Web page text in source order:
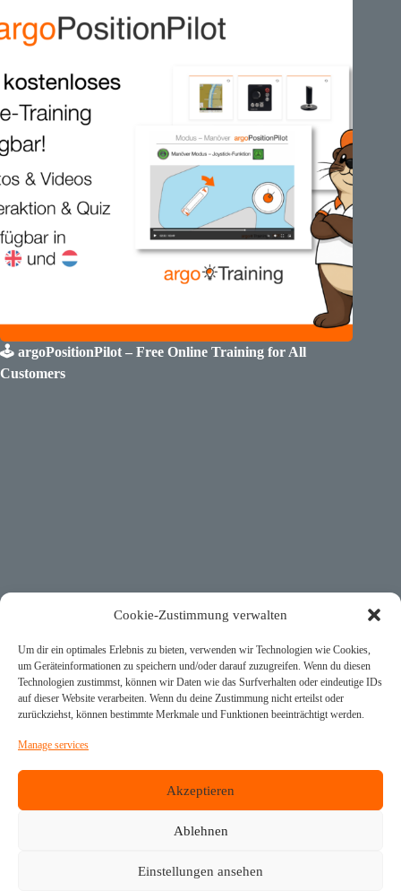
Cookie-Zustimmung verwalten
Um dir ein optimales Erlebnis zu bieten, verwenden wir Technologien wie Cookies,
um Geräteinformationen zu speichern und/oder darauf zuzugreifen. Wenn du diesen
Technologien zustimmst, können wir Daten wie das Surfverhalten oder eindeutige IDs
auf dieser Website verarbeiten. Wenn du deine Zustimmung nicht erteilst oder
zurückziehst, können bestimmte Merkmale und Funktionen beeinträchtigt werden.
Manage services
Akzeptieren
Ablehnen
Einstellungen ansehen
🕹️ argoPositionPilot – Free Online Training for All
Customers
Cutting-Edge Control Engineering for Inland Navigation